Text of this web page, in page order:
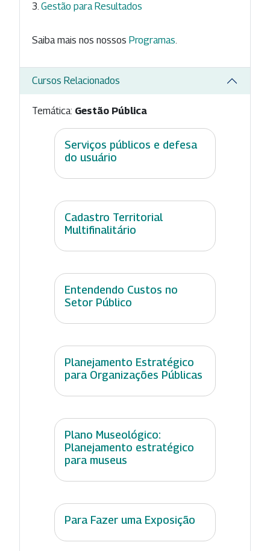
Gestão para Resultados
Saiba mais nos nossos Programas
Cursos Relacionados
Temática: Gestão Pública
Serviços públicos e defesa
do usuário
Cadastro Territorial
Multifinalitário
Entendendo Custos no
Setor Público
Planejamento Estratégico
para Organizações Públicas
Plano Museológico:
Planejamento estratégico
para museus
Para Fazer uma Exposição